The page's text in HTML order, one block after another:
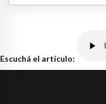
Escuchá el artículo: